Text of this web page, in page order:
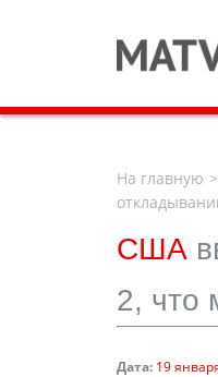
На главную
США
2, что
Дата: 19